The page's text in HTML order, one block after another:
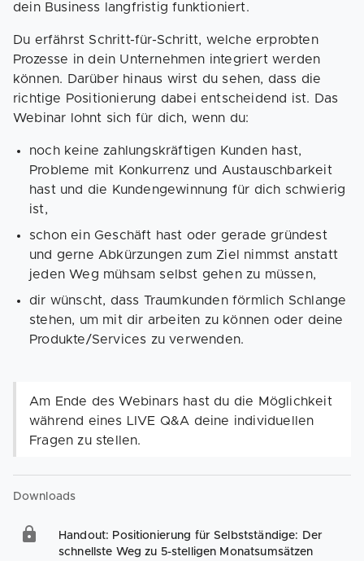
dein Business langfristig funktioniert.
Du erfährst Schritt-für-Schritt, welche erprobten
Prozesse in dein Unternehmen integriert werden
können. Darüber hinaus wirst du sehen, dass die
richtige Positionierung dabei entscheidend ist. Das
Webinar lohnt sich für dich, wenn du:
noch keine zahlungskräftigen Kunden hast,
Probleme mit Konkurrenz und Austauschbarkeit
hast und die Kundengewinnung für dich schwierig
ist,
schon ein Geschäft hast oder gerade gründest
und gerne Abkürzungen zum Ziel nimmst anstatt
jeden Weg mühsam selbst gehen zu müssen,
dir wünscht, dass Traumkunden förmlich Schlange
stehen, um mit dir arbeiten zu können oder deine
Produkte/Services zu verwenden.
Am Ende des Webinars hast du die Möglichkeit
während eines LIVE Q&A deine individuellen
Fragen zu stellen.
Downloads
Handout: Positionierung für Selbstständige: Der
schnellste Weg zu 5-stelligen Monatsumsätzen